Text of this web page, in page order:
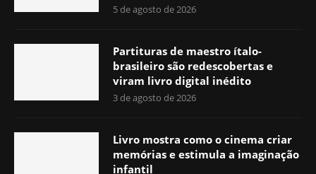
5 de agosto de 2026
Partituras de maestro ítalo-
brasileiro são redescobertas e
viram livro digital inédito
3 de agosto de 2026
Livro mostra como o cinema criar
memórias e estimula a imaginação
infantil